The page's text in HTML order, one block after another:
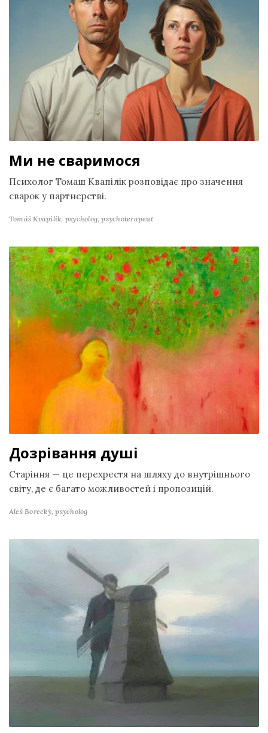
Ми не сваримося
Психолог Томаш Квапілік розповідає про значення
сварок у партнерстві.
Tomáš Kvapilík, psycholog, psychoterapeut
Дозрівання душі
Старіння — це перехрестя на шляху до внутрішнього
світу, де є багато можливостей і пропозицій.
Aleš Borecký,psycholog